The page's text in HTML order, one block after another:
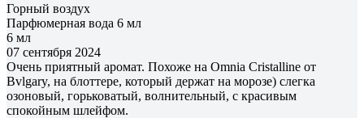
Горный воздух
Парфюмерная вода 6 мл
6 мл
07 сентября 2024
Очень приятный аромат. Похоже на Omnia Cristalline от
Bvlgary, на блоттере, который держат на морозе) слегка
озоновый, горьковатый, волнительный, с красивым
спокойным шлейфом.